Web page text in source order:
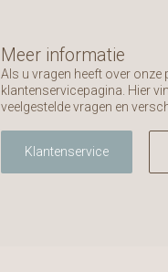
Meer informatie
Als u vragen heeft over
klantenservicepagina. Hier
veelgestelde vragen en
Klantenservice